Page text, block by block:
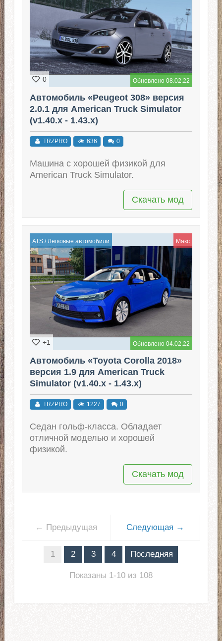
Обновлено 08.02.22
0
Автомобиль «Peugeot 308» версия
2.0.1 для American Truck Simulator
(v1.40.x - 1.43.x)
TRZPRO 636 0
Машина с хорошей физикой для
American Truck Simulator.
Скачать мод
ATS/ Легковые автомобили Макс
Обновлено 04.02.22
+1
Автомобиль «Toyota Corolla 2018»
версия 1.9 для American Truck
Simulator (v1.40.x - 1.43.x)
TRZPRO 1227 0
Седан гольф-класса. Обладает
отличной моделью и хорошей
физикой.
Скачать мод
← Предыдущая Следующая →
1 2 3 4 Последняя
Показаны 1-10 из 108